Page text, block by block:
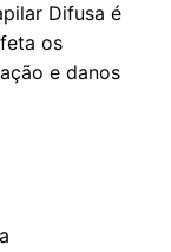
Difusa é
os
e danos